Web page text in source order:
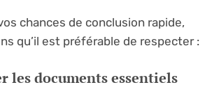
chances de conclusion rapide,
qu’il est préférable de respecter :
les documents essentiels